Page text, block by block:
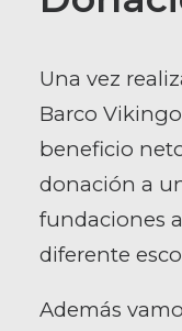
Una vez
Barco
beneficio
donación a
fundaciones
diferente
Además